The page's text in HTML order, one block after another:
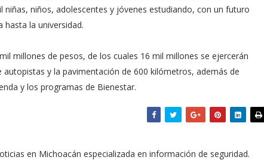
niños, adolescentes y jóvenes estudiando, con un futuro
hasta la universidad.
millones de pesos, de los cuales 16 mil millones se ejercerán
y la pavimentación de 600 kilómetros, además de
y los programas de Bienestar.
en Michoacán especializada en información de seguridad.